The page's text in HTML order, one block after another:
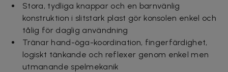
Stora, tydliga knappar och en barnvänlig
konstruktion i slitstark plast gör konsolen enkel och
tålig för daglig användning
Tränar hand-öga-koordination, fingerfärdighet,
logiskt tänkande och reflexer genom enkel men
utmanande spelmekanik